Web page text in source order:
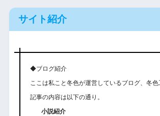
サイト紹介
◆ブログ紹介
ここは私こと冬色が運営しているブログ、冬色
記事の内容は以下の通り。
小説紹介